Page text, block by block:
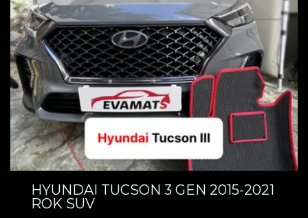
HYUNDAI TUCSON 3 GEN 2015-2021
ROK SUV